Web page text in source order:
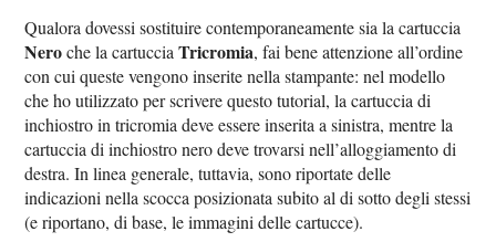
Qualora dovessi sostituire contemporaneamente sia la cartuccia
Neroche la cartucciaTricromia, fai bene attenzione all’ordine
con cui queste vengono inserite nella stampante: nel modello
che ho utilizzato per scrivere questo tutorial, la cartuccia di
inchiostro in tricromia deve essere inserita a sinistra, mentre la
cartuccia di inchiostro nero deve trovarsi nell’alloggiamento di
destra. In linea generale, tuttavia, sono riportate delle
indicazioni nella scocca posizionata subito al di sotto degli stessi
(e riportano, di base, le immagini delle cartucce).